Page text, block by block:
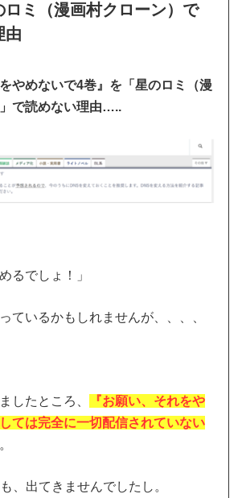
ロミ（漫画村クローン）で
由
やめないで4巻』を「星のロミ（漫
で読めない理由…..
るでしょ！」
ているかもしれませんが、、、、
したところ、
『お願い、それをや
ては完全に一切配信されていない
、出てきませんでしたし。